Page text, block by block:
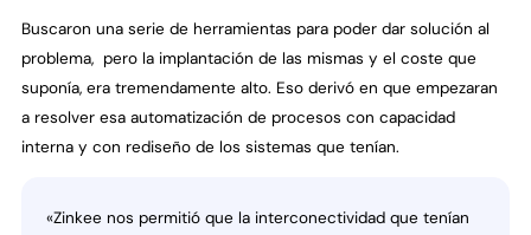
Buscaron una serie de herramientas para poder dar solución al
problema, pero la implantación de las mismas y el coste que
suponía, era tremendamente alto. Eso derivó en que empezaran
a resolver esa automatización de procesos con capacidad
interna y con rediseño de los sistemas que tenían.
«Zinkee nos permitió que la interconectividad que tenían